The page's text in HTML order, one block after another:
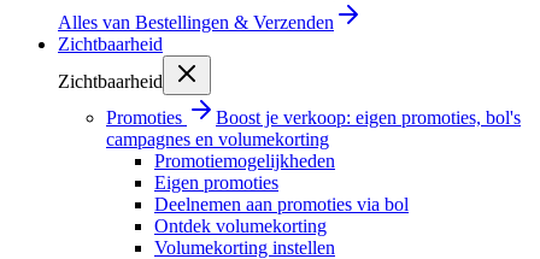
Alles van Bestellingen & Verzenden
Zichtbaarheid
Zichtbaarheid
Promoties
Boost je verkoop: eigen promoties, bol's
campagnes en volumekorting
Promotiemogelijkheden
Eigen promoties
Deelnemen aan promoties via bol
Ontdek volumekorting
Volumekorting instellen